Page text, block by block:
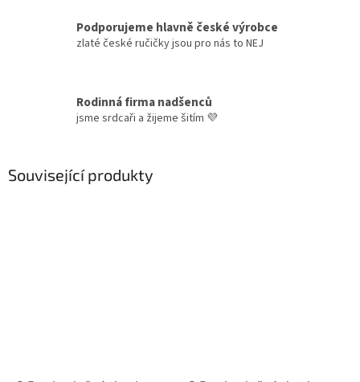
Podporujeme hlavně české výrobce
zlaté české ručičky jsou pro nás to NEJ
Rodinná firma nadšenců
jsme srdcaři a žijeme šitím 💜
Související produkty